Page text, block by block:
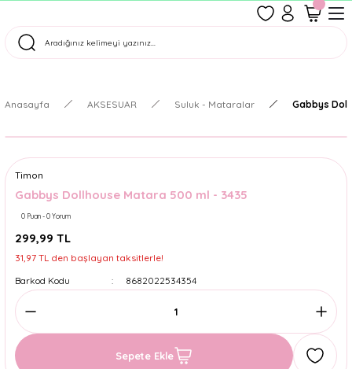
Tüm Siparişler Aynı Gün Kargoda!
Anasayfa AKSESUAR Suluk - Mataralar Gabbys
Timon
Gabbys Dollhouse Matara 500 ml - 3435
0 Puan - 0 Yorum
299,99 TL
31,97 TL den başlayan taksitlerle!
Barkod Kodu
8682022534354
Sepete Ekle